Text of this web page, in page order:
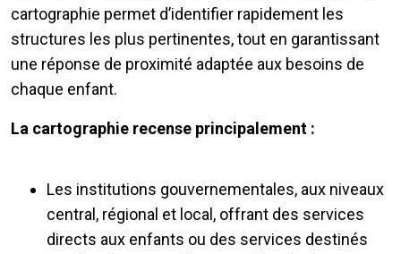
cartographie permet d’identifier rapidement les
structures les plus pertinentes, tout en garantissant
une réponse de proximité adaptée aux besoins de
chaque enfant.
La cartographie recense principalement :
Les institutions gouvernementales, aux niveaux
central, régional et local, offrant des services
directs aux enfants ou des services destinés